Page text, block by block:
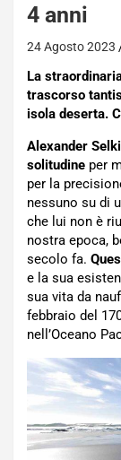
4 anni
24 Agosto 2023
La
trascorso
isola deserta.
Alexander
solitudine per
per la
nessuno su di
che lui non è
nostra epoca,
secolo fa.
e la sua
sua vita da
febbraio del
nell’Oceano